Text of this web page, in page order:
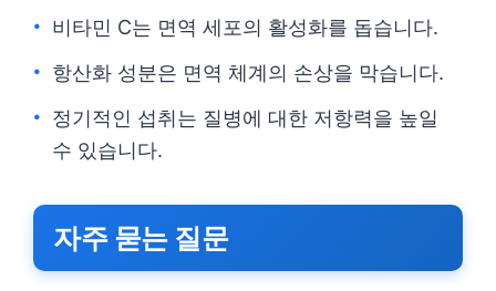
비타민 C는 면역 세포의 활성화를 돕습니다.
항산화 성분은 면역 체계의 손상을 막습니다.
정기적인 섭취는 질병에 대한 저항력을 높일
수 있습니다.
자주 묻는 질문